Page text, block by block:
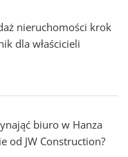
nieruchomości krok
dla właścicieli
biuro w Hanza
od JW Construction?